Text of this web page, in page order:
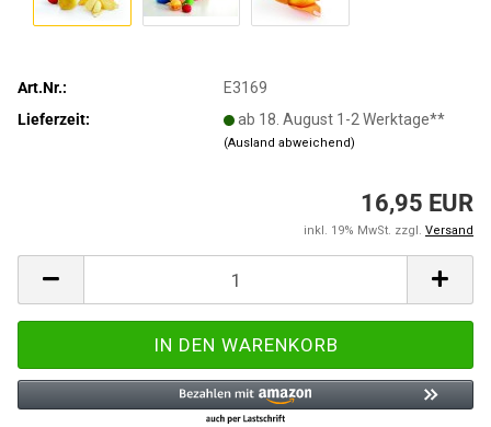
Art.Nr.:
E3169
Lieferzeit:
ab 18. August 1-2 Werktage**
(Ausland abweichend)
16,95 EUR
inkl. 19% MwSt. zzgl. Versand